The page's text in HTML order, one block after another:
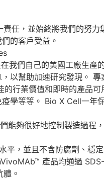
任，並始終將我們的努
的客戶受益。
們自己的美國工廠生
以幫助加速研究發現。
行業價值和即時的產品
學等等。 Bio X Cell一
夠很好地控制製造過程
，並且不含防腐劑、穩
產品均通過
。